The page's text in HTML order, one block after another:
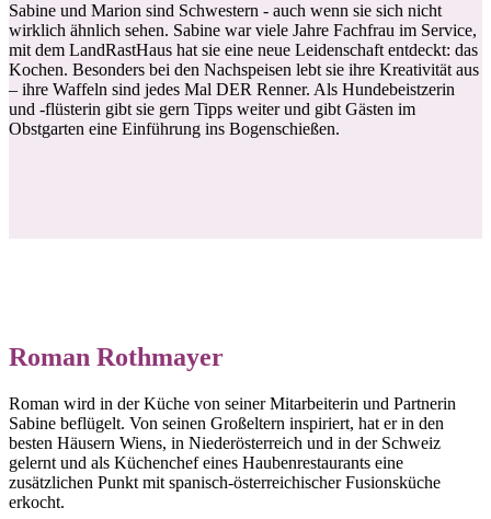
Sabine und Marion sind Schwestern - auch wenn sie sich nicht
wirklich ähnlich sehen. Sabine war viele Jahre Fachfrau im Service,
mit dem LandRastHaus hat sie eine neue Leidenschaft entdeckt: das
Kochen. Besonders bei den Nachspeisen lebt sie ihre Kreativität aus
– ihre Waffeln sind jedes Mal DER Renner. Als Hundebeistzerin
und -flüsterin gibt sie gern Tipps weiter und gibt Gästen im
Obstgarten eine Einführung ins Bogenschießen.
Roman Rothmayer
Roman wird in der Küche von seiner Mitarbeiterin und Partnerin
Sabine beflügelt. Von seinen Großeltern inspiriert, hat er in den
besten Häusern Wiens, in Niederösterreich und in der Schweiz
gelernt und als Küchenchef eines Haubenrestaurants eine
zusätzlichen Punkt mit spanisch-österreichischer Fusionsküche
erkocht.